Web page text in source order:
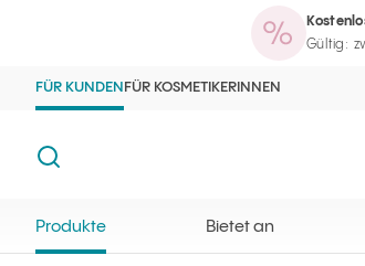
Gültig:
Suchmaschine öffnen
ProdukteBietet
FÜR KUNDEN FÜR KOSMETIKERINNEN
Suche
Produkte Bietet an